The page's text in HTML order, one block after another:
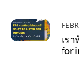
เร
for